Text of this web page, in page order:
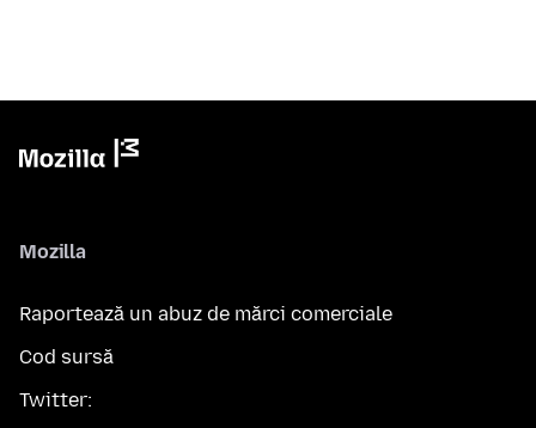
Mozilla
Raportează un abuz de mărci comerciale
Cod sursă
Twitter: